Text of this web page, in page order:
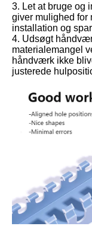
3. Let at bruge og
giver mulighed for
installation og
4. Udsøgt
materialemangel
håndværk ikke
justerede